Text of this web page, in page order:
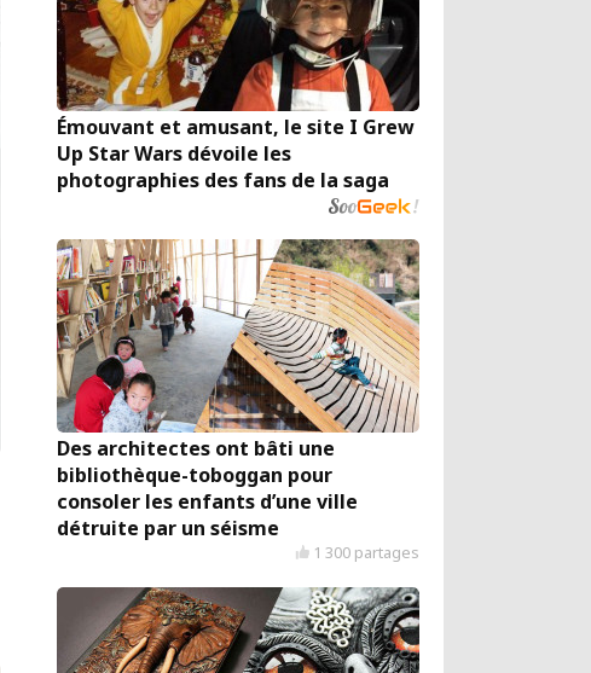
Émouvant et amusant, le site I Grew
Up Star Wars dévoile les
photographies des fans de la saga
Des architectes ont bâti une
bibliothèque-toboggan pour
consoler les enfants d’une ville
détruite par un séisme
1 300 partages